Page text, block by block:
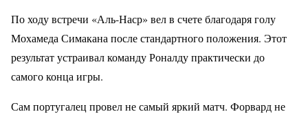
По ходу встречи «Аль-Наср» вел в счете благодаря голу
Мохамеда Симакана после стандартного положения. Этот
результат устраивал команду Роналду практически до
самого конца игры.
Сам португалец провел не самый яркий матч. Форвард не